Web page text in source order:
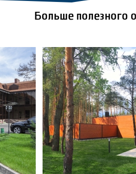
Больше полезного